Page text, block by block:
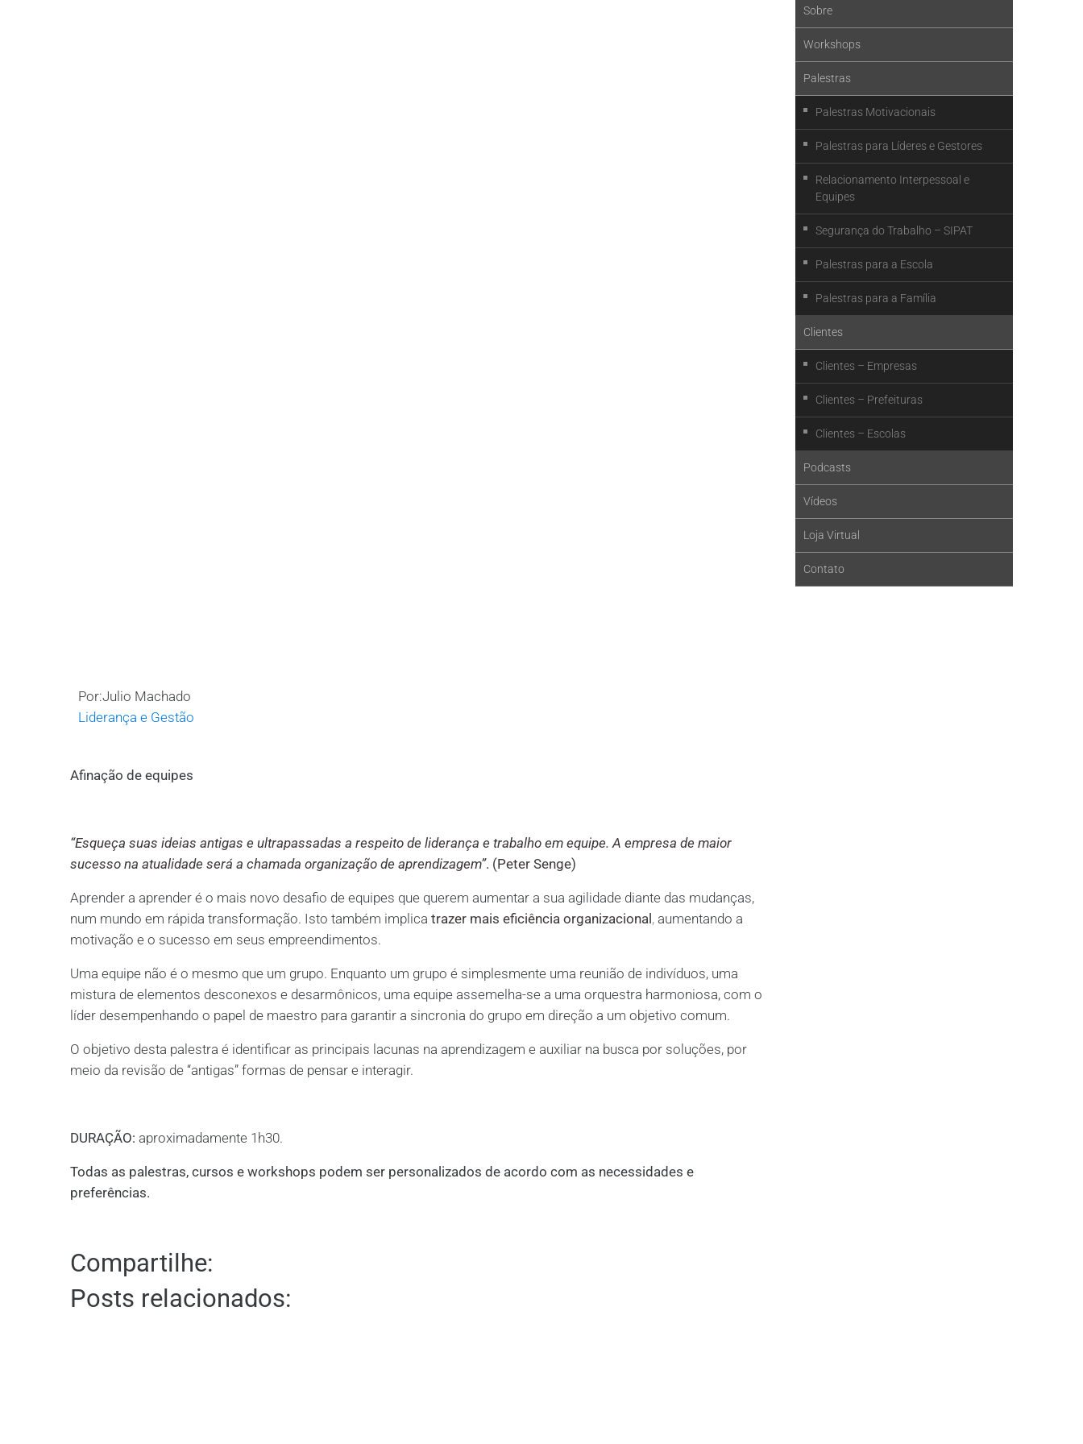
Por:Julio Machado
Liderança e Gestão
Afinação de equipes
“Esqueça suas ideias antigas e ultrapassadas a respeito de liderança e trabalho em equipe. A empresa de maior
sucesso na atualidade será a chamada organização de aprendizagem”. (Peter Senge)
Aprender a aprender é o mais novo desafio de equipes que querem aumentar a sua agilidade diante das mudanças,
num mundo em rápida transformação. Isto também implica trazer mais eficiência organizacional , aumentando a
motivação e o sucesso em seus empreendimentos.
Uma equipe não é o mesmo que um grupo. Enquanto um grupo é simplesmente uma reunião de indivíduos, uma
mistura de elementos desconexos e desarmônicos, uma equipe assemelha-se a uma orquestra harmoniosa, com o
líder desempenhando o papel de maestro para garantir a sincronia do grupo em direção a um objetivo comum.
O objetivo desta palestra é identificar as principais lacunas na aprendizagem e auxiliar na busca por soluções, por
meio da revisão de “antigas” formas de pensar e interagir.
DURAÇÃO: aproximadamente 1h30.
Todas as palestras, cursos e workshops podem ser personalizados de acordo com as necessidades e
preferências.
Compartilhe:
Posts relacionados:
Sobre
Workshops
Palestras
Palestras Motivacionais
Palestras para Líderes e Gestores
Relacionamento Interpessoal e
Equipes
Segurança do Trabalho – SIPAT
Palestras para a Escola
Palestras para a Família
Clientes
Clientes – Empresas
Clientes – Prefeituras
Clientes – Escolas
Podcasts
Vídeos
Loja Virtual
Contato